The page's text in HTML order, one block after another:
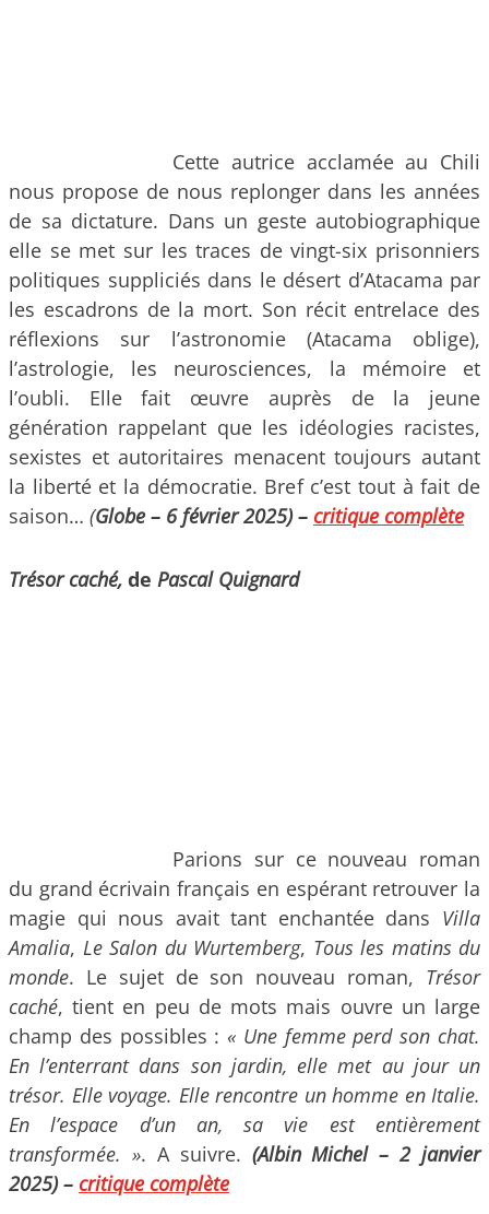
Cette autrice acclamée au Chili
nous propose de nous replonger dans les années
de sa dictature. Dans un geste autobiographique
elle se met sur les traces de vingt-six prisonniers
politiques suppliciés dans le désert d’Atacama par
les escadrons de la mort. Son récit entrelace des
réflexions sur l’astronomie (Atacama oblige),
l’astrologie, les neurosciences, la mémoire et
l’oubli. Elle fait œuvre auprès de la jeune
génération rappelant que les idéologies racistes,
sexistes et autoritaires menacent toujours autant
la liberté et la démocratie. Bref c’est tout à fait de
saison… (Globe – 6 février 2025) – critique complète
Trésor caché, de Pascal Quignard
Parions sur ce nouveau roman
du grand écrivain français en espérant retrouver la
magie qui nous avait tant enchantée dans Villa
Amalia, Le Salon du Wurtemberg, Tous les matins du
monde. Le sujet de son nouveau roman, Trésor
caché, tient en peu de mots mais ouvre un large
champ des possibles :« Une femme perd son chat.
En l’enterrant dans son jardin, elle met au jour un
trésor. Elle voyage. Elle rencontre un homme en Italie.
En l’espace d’un an, sa vie est entièrement
transformée. ». A suivre. (Albin Michel – 2 janvier
2025) – critique complète